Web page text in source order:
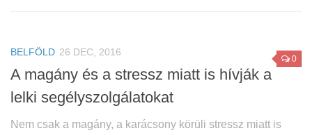
0
BELFÖLD 26 DEC, 2016
A magány és a stressz miatt is hívják a
lelki segélyszolgálatokat
Nem csak a magány, a karácsony körüli stressz miatt is